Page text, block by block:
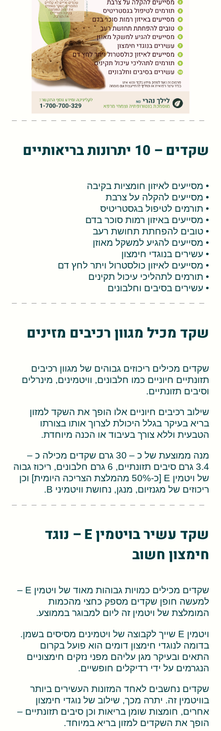
שקדים – 10 יתרונות בריאותיים
• מסייעים לאיזון חומציות בקיבה
• מסייעים להקלה על צרבת
• תורמים לטיפול בגסטריטיס
• מסייעים באיזון רמות סוכר בדם
• טובים להפחתת תחושת רעב
• מסייעים להגיע למשקל מאוזן
• עשירים בנוגדי חימצון
• מסייעים לאיזון כולסטרול ויתר לחץ דם
• תורמים לתהליכי עיכול תקינים
• עשירים בסיבים וחלבונים
שקד מכיל מגוון רכיבים מזינים
שקדים מכילים ריכוזים גבוהים של מגוון רכיבים
תזונתיים חיוניים כמו חלבונים, וויטמינים, מינרלים
וסיבים תזונתיים.
שילוב רכיבים חיוניים אלו הופך את השקד למזון
בריא בעיקר בגלל היכולת לצרוך אותו בצורתו
הטבעית וללא צורך בעיבוד או הכנה מיוחדת.
מנה ממוצעת של כ – 30 גרם שקדים מכילה כ –
3.4 גרם סיבים תזונתיים, 6 גרם חלבונים, ריכוז גבוה
של ויטמין E [כ-50% מהמלצת הצריכה היומית] וכן
ריכוזים של מגנזיום, מנגן, נחושת וויטמיני B.
שקד עשיר בויטמין E – נוגד
חימצון חשוב
שקדים מכילים כמויות גבוהות מאוד של ויטמין E –
למעשה חופן שקדים מספק כחצי מהכמות
המומלצת של ויטמין זה ליום למבוגר בממוצע.
ויטמין E שייך לקבוצה של ויטמינים מסיסים בשמן.
בדומה לנוגדי חימצון דומים הוא פועל בקרום
התאים ובעיקר מגן עליהם מפני נזקים חימצוניים
הנגרמים על ידי רדיקלים חופשיים.
שקדים נחשבים לאחד המזונות העשירים ביותר
בוויטמין זה. יתרה מכך, שילוב של נוגדי חימצון
אחרים, חומצות שומן בריאות וכן סיבים תזונתיים –
הופך את השקדים למזון בריא במיוחד.